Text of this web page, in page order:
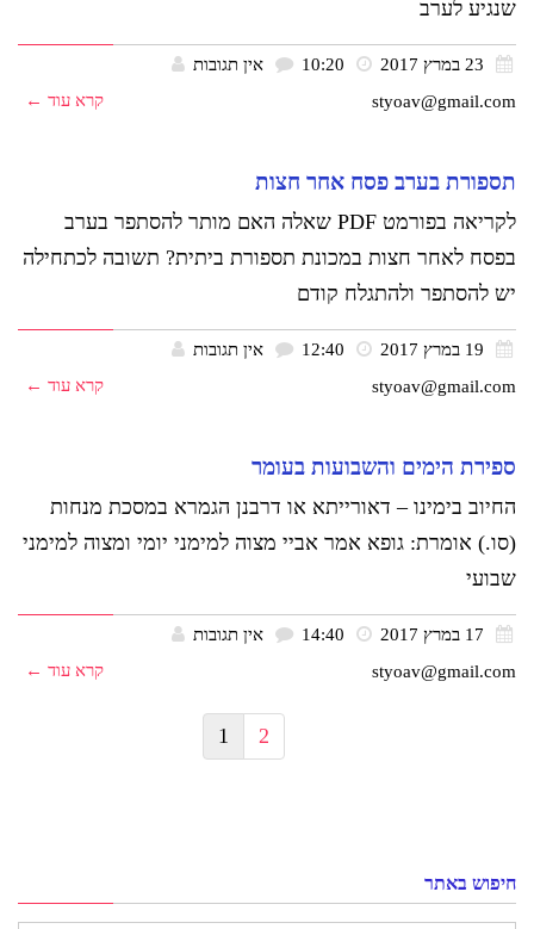
שנגיע לערב
אין תגובות
styoav@gmail.com
קרא עוד ←
תספורת בערב פסח אחר חצות
לקריאה בפורמט PDF שאלה האם מותר להסתפר בערב
בפסח לאחר חצות במכונת תספורת ביתית? תשובה לכתחילה
יש להסתפר ולהתגלח קודם
אין תגובות
styoav@gmail.com
קרא עוד ←
ספירת הימים והשבועות בעומר
החיוב בימינו – דאורייתא או דרבנן הגמרא במסכת מנחות
(סו.) אומרת: גופא אמר אביי מצוה למימני יומי ומצוה למימני
שבועי
אין תגובות
styoav@gmail.com
קרא עוד ←
1 2
חיפוש באתר